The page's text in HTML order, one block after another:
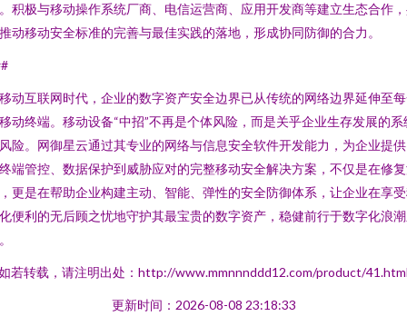
积极与移动操作系统厂商、电信运营商、应用开发商等建立生态合作
动移动安全标准的完善与最佳实践的落地，形成协同防御的合力。
动互联网时代，企业的数字资产安全边界已从传统的网络边界延伸至
动终端。移动设备“中招”不再是个体风险，而是关乎企业生存发展的系
险。网御星云通过其专业的网络与信息安全软件开发能力，为企业提
端管控、数据保护到威胁应对的完整移动安全解决方案，不仅是在修
更是在帮助企业构建主动、智能、弹性的安全防御体系，让企业在享
便利的无后顾之忧地守护其最宝贵的数字资产，稳健前行于数字化浪
若转载，请注明出处：http://www.mmnnnddd12.com/product/
更新时间：2026-08-08 23:18:33